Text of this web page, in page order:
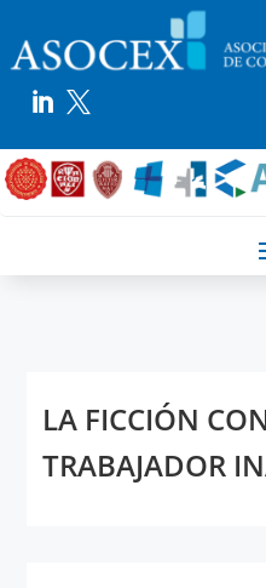
 
LA FICCIÓN
TRABAJADOR